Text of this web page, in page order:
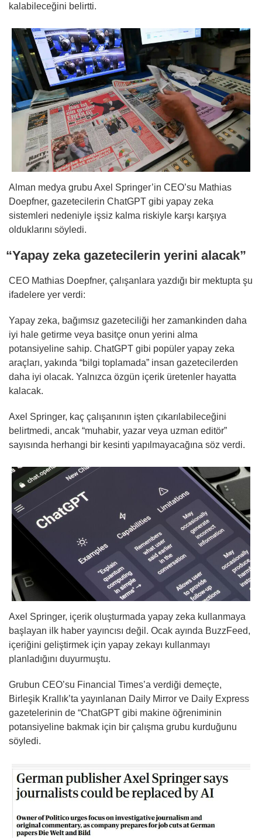
kalabileceğini belirtti.
Alman medya grubu Axel Springer’in CEO’su Mathias
Doepfner, gazetecilerin ChatGPT gibi yapay zeka
sistemleri nedeniyle işsiz kalma riskiyle karşı karşıya
olduklarını söyledi.
“Yapay zeka gazetecilerin yerini alacak”
CEO Mathias Doepfner, çalışanlara yazdığı bir mektupta şu
ifadelere yer verdi:
Yapay zeka, bağımsız gazeteciliği her zamankinden daha
iyi hale getirme veya basitçe onun yerini alma
potansiyeline sahip. ChatGPT gibi popüler yapay zeka
araçları, yakında “bilgi toplamada” insan gazetecilerden
daha iyi olacak. Yalnızca özgün içerik üretenler hayatta
kalacak.
Axel Springer, kaç çalışanının işten çıkarılabileceğini
belirtmedi, ancak “muhabir, yazar veya uzman editör”
sayısında herhangi bir kesinti yapılmayacağına söz verdi.
Axel Springer, içerik oluşturmada yapay zeka kullanmaya
başlayan ilk haber yayıncısı değil. Ocak ayında BuzzFeed,
içeriğini geliştirmek için yapay zekayı kullanmayı
planladığını duyurmuştu.
Grubun CEO’su Financial Times’a verdiği demeçte,
Birleşik Krallık’ta yayınlanan Daily Mirror ve Daily Express
gazetelerinin de “ChatGPT gibi makine öğreniminin
potansiyeline bakmak için bir çalışma grubu kurduğunu
söyledi.